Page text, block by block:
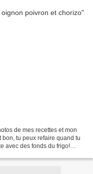
de mes recettes et mon
tu peux refaire quand tu
avec des fonds du frigo!